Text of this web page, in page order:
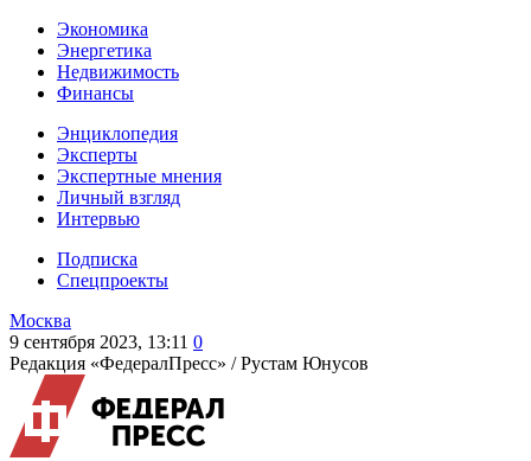
Экономика
Энергетика
Недвижимость
Финансы
Энциклопедия
Эксперты
Экспертные мнения
Личный взгляд
Интервью
Подписка
Спецпроекты
Москва
9 сентября 2023, 13:11 0
Редакция «ФедералПресс» /Рустам Юнусов